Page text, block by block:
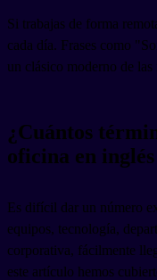
Si trabajas de forma
cada día. Frases como
un clásico moderno de
¿Cuántos
oficina en
Es difícil dar un número
equipos, tecnología,
corporativa, fácilmente
este artículo hemos